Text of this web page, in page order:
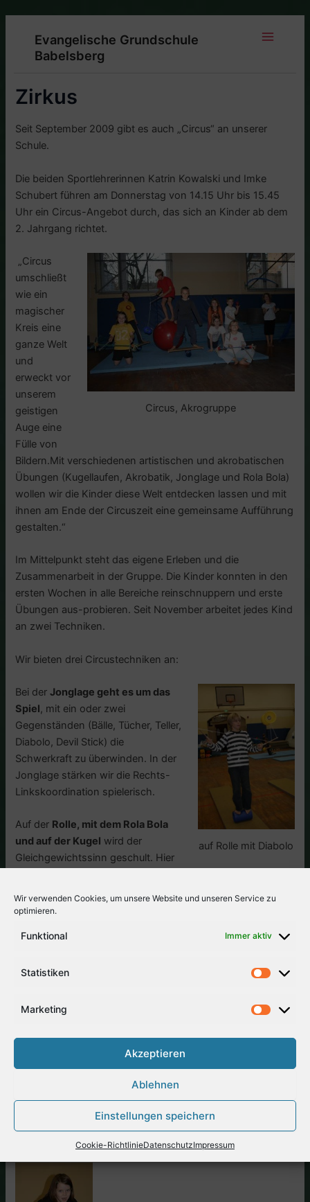
Wir verwenden Cookies, um unsere Website und unseren Service zu
optimieren.
Funktional Immer aktiv
Statistiken
Marketing
Akzeptieren
Ablehnen
Einstellungen speichern
Cookie-RichtlinieDatenschutzImpressum
springenEvangelische Grundschule
Babelsberg
Zirkus
Seit September 2009 gibt es auch „Circus“ an unserer
Schule.
Die beiden Sportlehrerinnen Katrin Kowalski und Imke
Schubert führen am Donnerstag von 14.15 Uhr bis 15.45
Uhr ein Circus-Angebot durch, das sich an Kinder ab dem
2. Jahrgang richtet.
Circus, Akrogruppe
„Circus
umschließt
wie ein
magischer
Kreis eine
ganze Welt
und
erweckt vor
unserem
geistigen
Auge eine
Fülle von
Bildern.Mit verschiedenen artistischen und akrobatischen
Übungen (Kugellaufen, Akrobatik, Jonglage und Rola Bola)
wollen wir die Kinder diese Welt entdecken lassen und mit
ihnen am Ende der Circuszeit eine gemeinsame Aufführung
gestalten.“
Im Mittelpunkt steht das eigene Erleben und die
Zusammenarbeit in der Gruppe. Die Kinder konnten in den
ersten Wochen in alle Bereiche reinschnuppern und erste
Übungen aus-probieren. Seit November arbeitet jedes Kind
an zwei Techniken.
Wir bieten drei Circustechniken an:
auf Rolle mit Diabolo
Bei derJonglage geht es um das
Spiel, mit ein oder zwei
Gegenständen (Bälle, Tücher, Teller,
Diabolo, Devil Stick) die
Schwerkraft zu überwinden. In der
Jonglage stärken wir die Rechts-
Linkskoordination spielerisch.
Auf der Rolle, mit dem Rola Bola
und auf der Kugel wird der
Gleichgewichtssinn geschult. Hier
mit dem Rola
Bola
mit dem Rola
Bola